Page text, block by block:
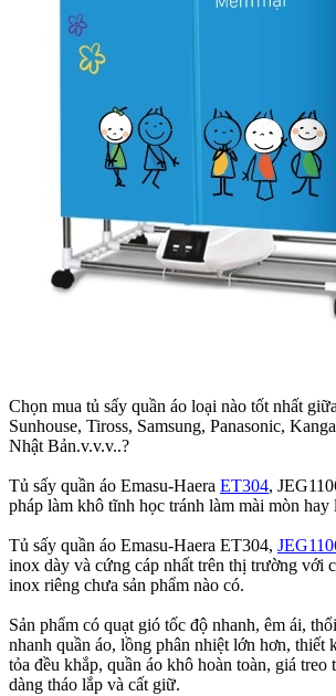
Chọn mua tủ sấy quần áo loại nào tốt nhất
Sunhouse, Tiross, Samsung, Panasonic,
Nhật Bản.v.v.v..?
Tủ sấy quần áo Emasu-Haera ET304,
pháp làm khô tĩnh học tránh làm mài mòn hay
Tủ sấy quần áo Emasu-Haera ET304,
inox dày và cứng cáp nhất trên thị trường với
inox riêng chưa sản phẩm nào có.
Sản phẩm có quạt gió tốc độ nhanh, êm ái,
nhanh quần áo, lồng phân nhiệt lớn hơn, thiết
tỏa đều khắp, quần áo khô hoàn toàn, giá treo
dàng tháo lắp và cất giữ.